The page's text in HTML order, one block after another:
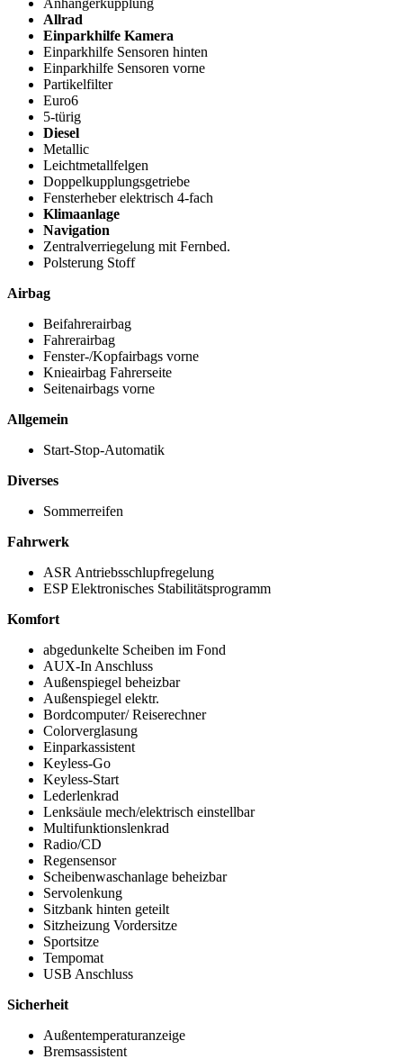
Allrad
Einparkhilfe Kamera
Einparkhilfe Sensoren hinten
Einparkhilfe Sensoren vorne
Partikelfilter
Euro6
5-türig
Diesel
Metallic
Leichtmetallfelgen
Doppelkupplungsgetriebe
Fensterheber elektrisch 4-fach
Klimaanlage
Navigation
Zentralverriegelung mit Fernbed.
Polsterung Stoff
Airbag
Beifahrerairbag
Fahrerairbag
Fenster-/Kopfairbags vorne
Knieairbag Fahrerseite
Seitenairbags vorne
Allgemein
Start-Stop-Automatik
Diverses
Sommerreifen
Fahrwerk
ASR Antriebsschlupfregelung
ESP Elektronisches Stabilitätsprogramm
Komfort
abgedunkelte Scheiben im Fond
AUX-In Anschluss
Außenspiegel beheizbar
Außenspiegel elektr.
Bordcomputer/ Reiserechner
Colorverglasung
Einparkassistent
Keyless-Go
Keyless-Start
Lederlenkrad
Lenksäule mech/elektrisch einstellbar
Multifunktionslenkrad
Radio/CD
Regensensor
Scheibenwaschanlage beheizbar
Servolenkung
Sitzbank hinten geteilt
Sitzheizung Vordersitze
Sportsitze
Tempomat
USB Anschluss
Sicherheit
Außentemperaturanzeige
Bremsassistent